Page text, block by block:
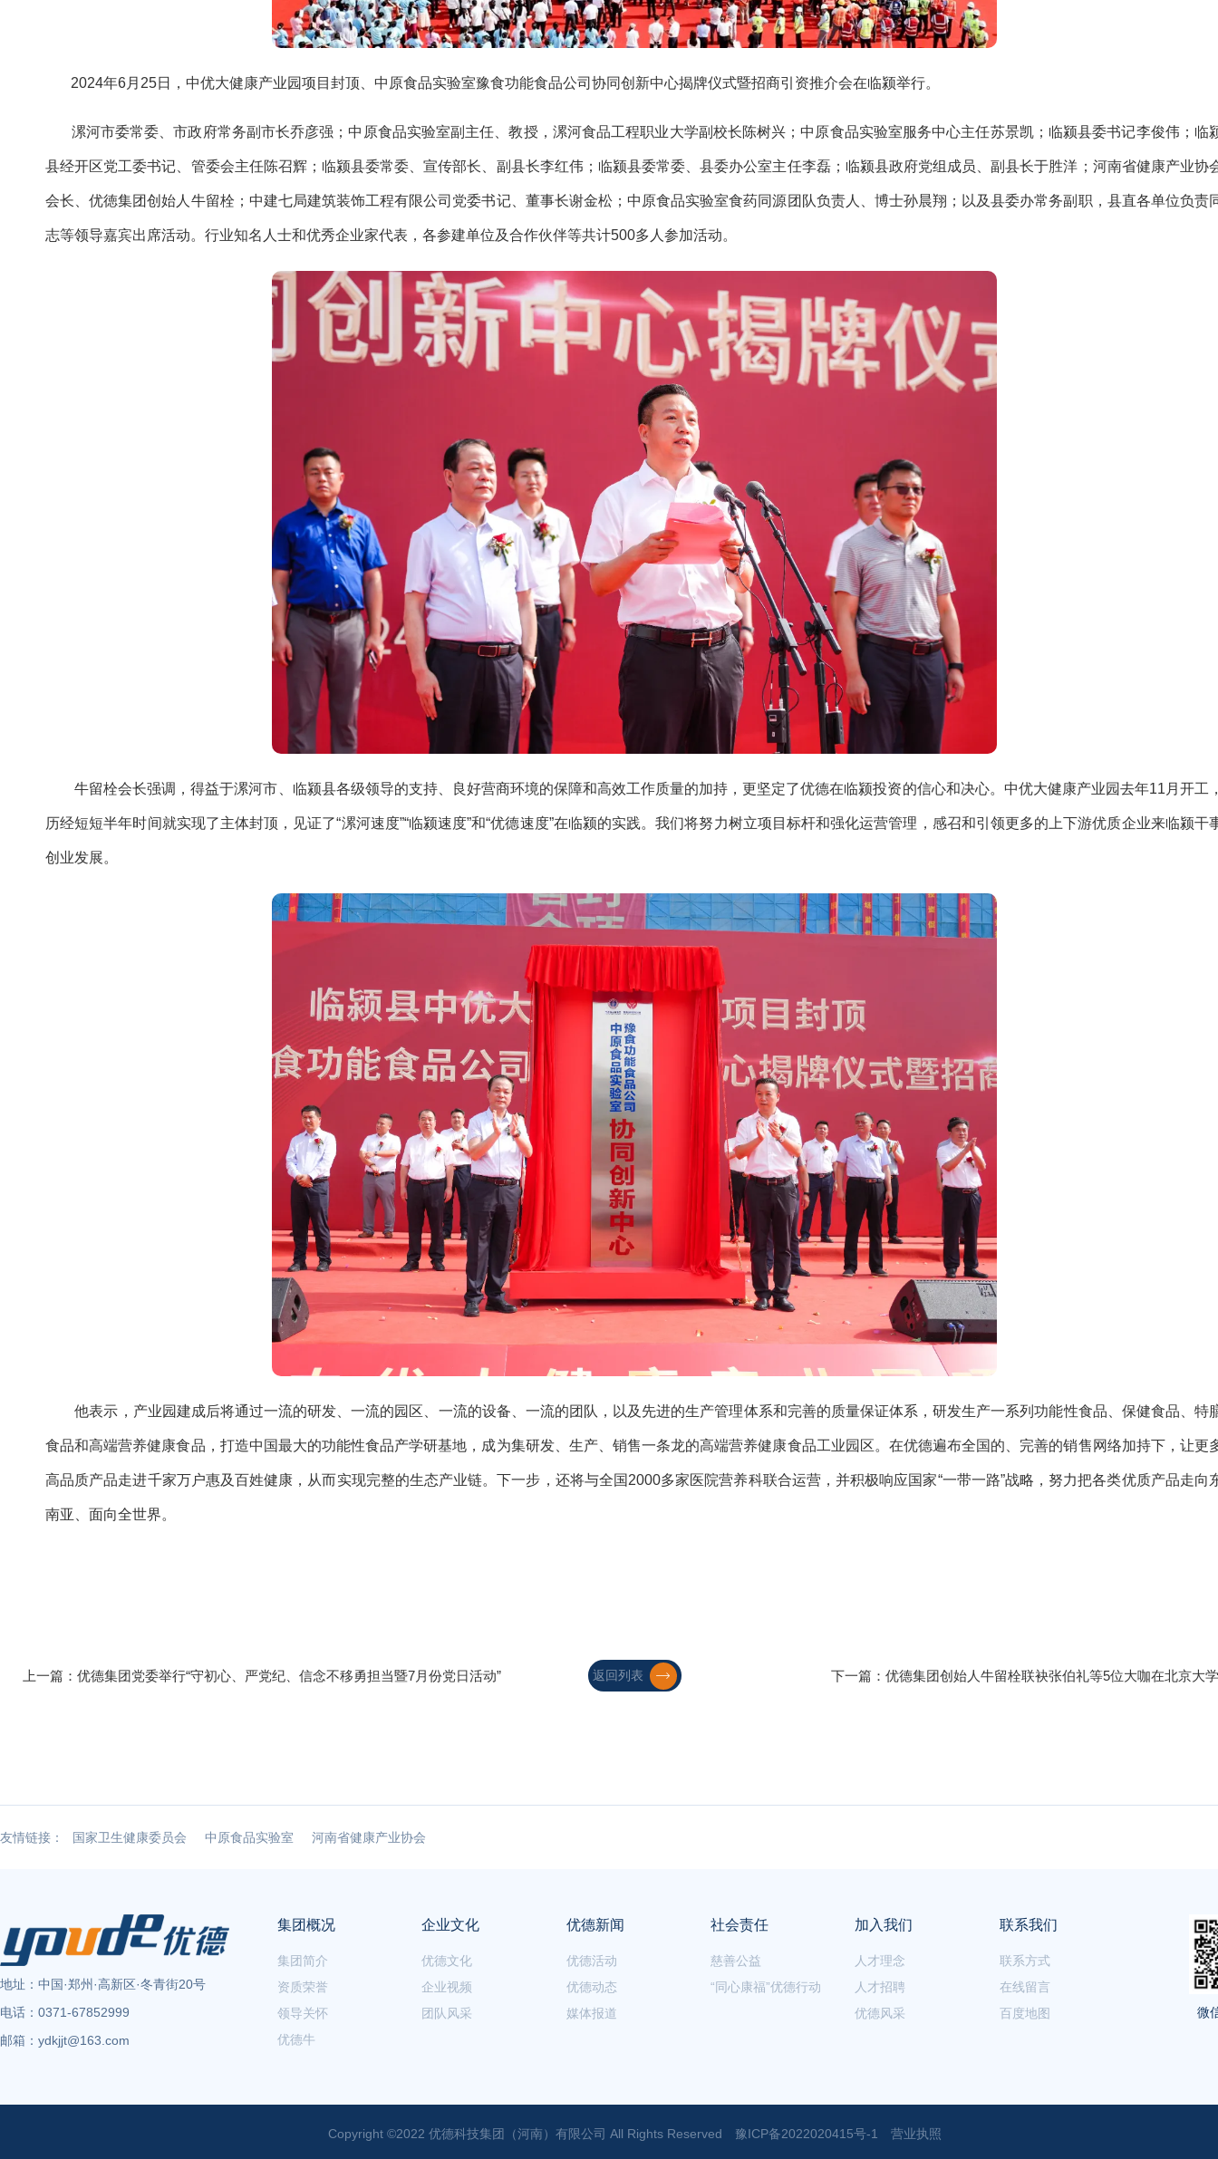
2024年6月25日，中优大健康产业园项目封顶、中原食品实验室豫食功能食品公司协同创新中心揭牌仪式暨招商引资推介会在临颍举行。
漯河市委常委、市政府常务副市长乔彦强；中原食品实验室副主任、教授，漯河食品工程职业大学副校长陈树兴；中原食品实验室服务中心主任苏景凯；临颍县委书记李俊伟；临
县经开区党工委书记、管委会主任陈召辉；临颍县委常委、宣传部长、副县长李红伟；临颍县委常委、县委办公室主任李磊；临颍县政府党组成员、副县长于胜洋；河南省健康产业协
会长、优徳集团创始人牛留栓；中建七局建筑装饰工程有限公司党委书记、董事长谢金松；中原食品实验室食药同源团队负责人、博士孙晨翔；以及县委办常务副职，县直各单位负责
志等领导嘉宾出席活动。行业知名人士和优秀企业家代表，各参建单位及合作伙伴等共计500多人参加活动。
牛留栓会长强调，得益于漯河市、临颍县各级领导的支持、良好营商环境的保障和高效工作质量的加持，更坚定了优德在临颍投资的信心和决心。中优大健康产业园去年11月开工
历经短短半年时间就实现了主体封顶，见证了“漯河速度”“临颍速度”和“优德速度”在临颍的实践。我们将努力树立项目标杆和强化运营管理，感召和引领更多的上下游优质企业来临颍干
创业发展。
他表示，产业园建成后将通过一流的研发、一流的园区、一流的设备、一流的团队，以及先进的生产管理体系和完善的质量保证体系，研发生产一系列功能性食品、保健食品、特
食品和高端营养健康食品，打造中国最大的功能性食品产学研基地，成为集研发、生产、销售一条龙的高端营养健康食品工业园区。在优德遍布全国的、完善的销售网络加持下，让更
高品质产品走进千家万户惠及百姓健康，从而实现完整的生态产业链。下一步，还将与全国2000多家医院营养科联合运营，并积极响应国家“一带一路”战略，努力把各类优质产品走向
南亚、面向全世界。
上一篇： 优德集团党委举行“守初心、严党纪、信念不移勇担当暨7月份党日活动” 返回列表 下一篇： 优德集团创始人牛留栓联袂张伯礼等5位大咖在北京大
友情链接： 国家卫生健康委员会 中原食品实验室 河南省健康产业协会
地址： 中国·郑州·高新区·冬青街20号
电话： 0371-67852999
邮箱： ydkjjt@163.com
集团概况
集团简介
资质荣誉
领导关怀
优德牛
企业文化
优德文化
企业视频
团队风采
优德新闻
优德活动
优德动态
媒体报道
社会责任
慈善公益
“同心康福”优德行动
加入我们
人才理念
人才招聘
优德风采
联系我们
联系方式
在线留言
百度地图
微
Copyright ©2022 优德科技集团（河南）有限公司 All Rights Reserved 豫ICP备2022020415号-1 营业执照